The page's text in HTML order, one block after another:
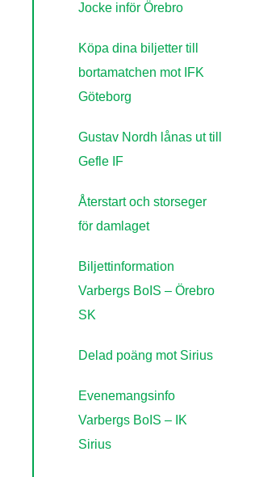
Jocke inför Örebro
Köpa dina biljetter till
bortamatchen mot IFK
Göteborg
Gustav Nordh lånas ut till
Gefle IF
Återstart och storseger
för damlaget
Biljettinformation
Varbergs BoIS – Örebro
SK
Delad poäng mot Sirius
Evenemangsinfo
Varbergs BoIS – IK
Sirius